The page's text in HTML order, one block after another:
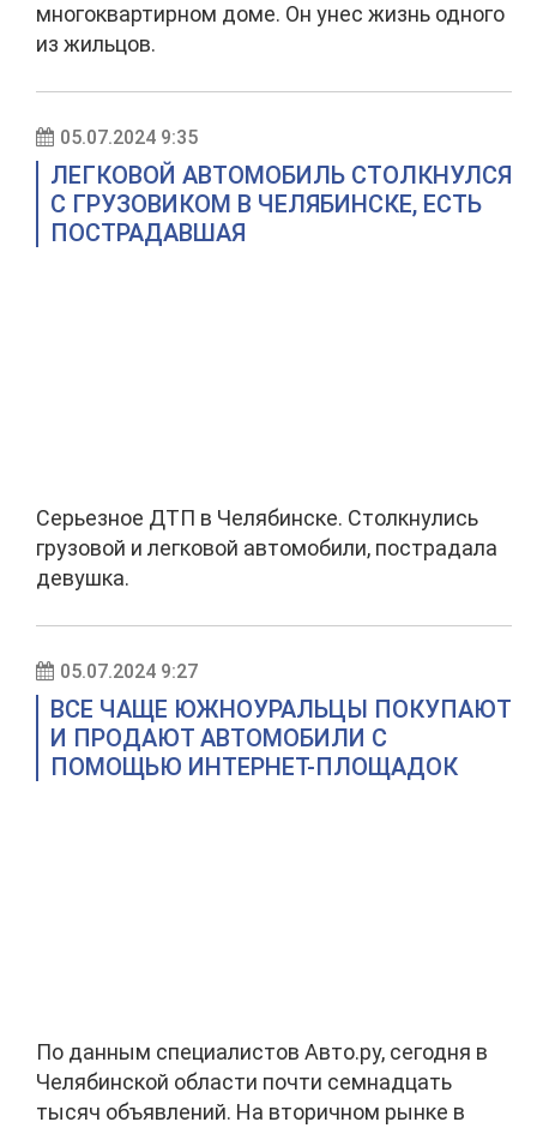
многоквартирном доме. Он унес жизнь одного
из жильцов.
05.07.2024 9:35
ЛЕГКОВОЙ АВТОМОБИЛЬ СТОЛКНУЛСЯ
С ГРУЗОВИКОМ В ЧЕЛЯБИНСКЕ, ЕСТЬ
ПОСТРАДАВШАЯ
Серьезное ДТП в Челябинске. Столкнулись
грузовой и легковой автомобили, пострадала
девушка.
05.07.2024 9:27
ВСЕ ЧАЩЕ ЮЖНОУРАЛЬЦЫ ПОКУПАЮТ
И ПРОДАЮТ АВТОМОБИЛИ С
ПОМОЩЬЮ ИНТЕРНЕТ-ПЛОЩАДОК
По данным специалистов Авто.ру, сегодня в
Челябинской области почти семнадцать
тысяч объявлений. На вторичном рынке в